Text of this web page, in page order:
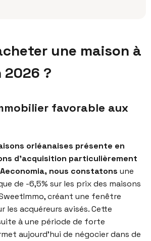
une maison à
2026 ?
favorable aux
orléanaises présente en
d’acquisition particulièrement
nous constatons une
de -6,5% sur les prix des maisons
créant une fenêtre
les acquéreurs avisés. Cette
à une période de forte
aujourd’hui de négocier dans de